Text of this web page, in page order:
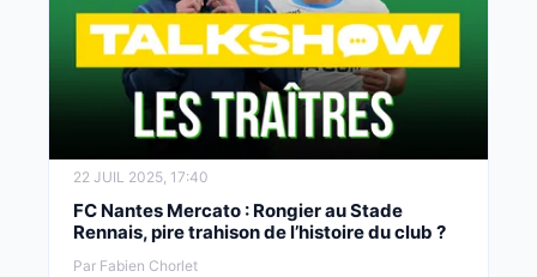
22 JUIL 2025, 17:40
FC Nantes Mercato : Rongier au Stade
Rennais, pire trahison de l’histoire du club ?
Par Fabien Chorlet